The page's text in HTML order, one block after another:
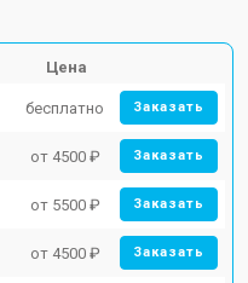
Цена
бесплатно Заказать
от 4500 ₽ Заказать
от 5500 ₽ Заказать
от 4500 ₽ Заказать